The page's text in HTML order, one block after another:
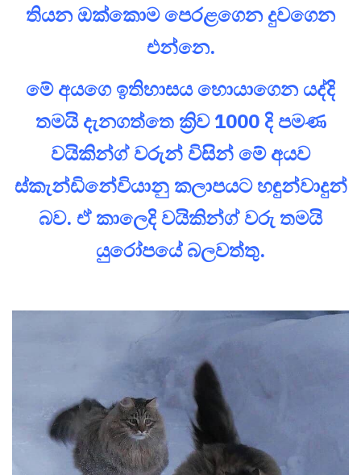
තියන ඔක්කොම පෙරළගෙන දුවගෙන
එන්නෙ.
මේ අයගෙ ඉතිහාසය හොයාගෙන යද්දි
තමයි දැනගත්තෙ ක්‍රිව 1000 දි පමණ
වයිකින්ග් වරුන් විසින් මේ අයව
ස්කැන්ඩිනේවියානු කලාපයට හඳුන්වාදුන්
බව. ඒ කාලෙදි වයිකින්ග් වරු තමයි
යුරෝපයේ බලවත්තු.